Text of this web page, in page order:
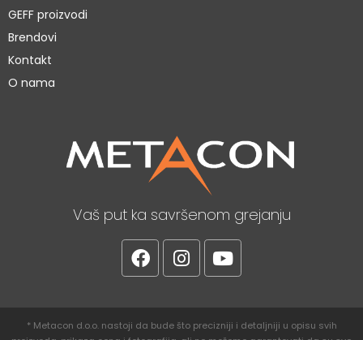
GEFF proizvodi
Brendovi
Kontakt
O nama
Vaš put ka savršenom grejanju
* Metacon d.o.o. nastoji da bude što precizniji i detaljniji u opisu svih